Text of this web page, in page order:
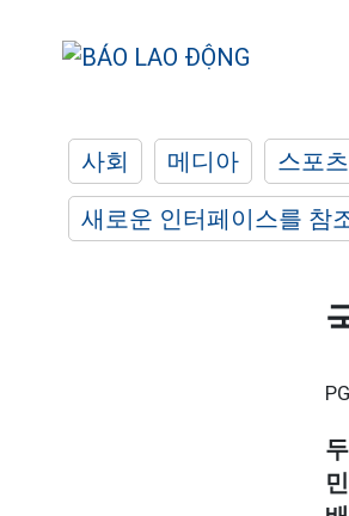
사회 메디아 스포츠
새로운 인터페이스를 참